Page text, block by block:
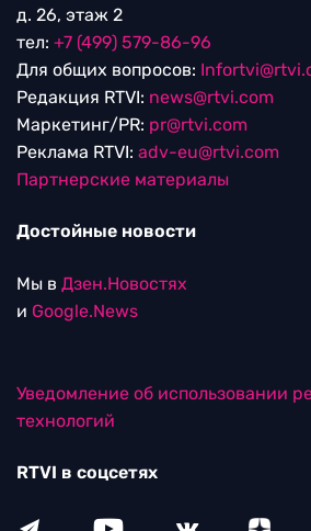
д. 26, этаж 2
тел: +7 (499) 579-86-96
Для общих вопросов:
Редакция RTVI: news@rtvi.com
Маркетинг/PR: pr@rtvi.com
Реклама RTVI: adv-eu@rtvi.com
Партнерские материалы
Достойные новости
Мы в Дзен.Новостях
и Google.News
Уведомление об использовании
технологий
RTVI в соцсетях